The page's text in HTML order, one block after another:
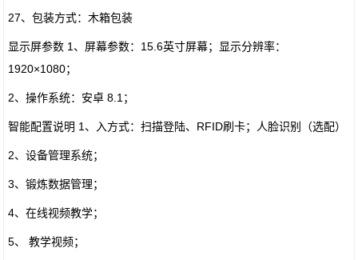
27、包装方式：木箱包装
显示屏参数 1、屏幕参数：15.6英寸屏幕；显示分辨率：
1920×1080；
2、操作系统：安卓 8.1；
智能配置说明 1、入方式：扫描登陆、RFID刷卡；人脸识别（选配）
2、设备管理系统；
3、锻炼数据管理；
4、在线视频教学；
5、 教学视频；